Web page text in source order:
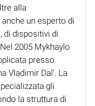
alla
un esperto di
di dispositivi di
2005 Mykhaylo
presso
Vladimir Dal'. La
gli
la struttura di